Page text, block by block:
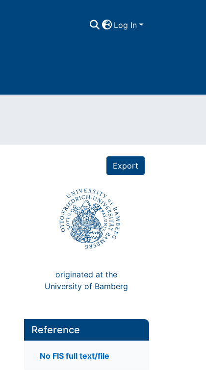
Log In
Export
originated at the
University of Bamberg
Reference
No FIS full text/file